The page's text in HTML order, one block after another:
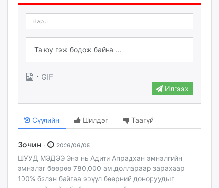
· GIF
Илгээх
Сүүлийн Шилдэг Таагүй
Зочин · 2026/06/05
ШУУД МЭДЭЭ Энэ нь Адити Апрадхан эмнэлгийн
эмнэлэг бөөрөө 780,000 ам.доллараар зарахаар
100% бэлэн байгаа эрүүл бөөрний доноруудыг